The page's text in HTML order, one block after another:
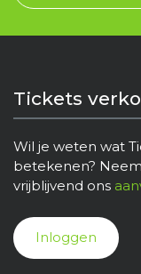
Tickets
Wil je weten wat
betekenen?
vrijblijvend ons
Inloggen